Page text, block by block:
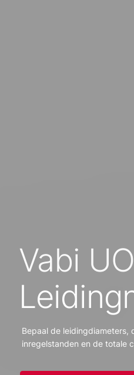
Vabi UO
Bepaal de leidingdiameters,
inregelstanden en de totale